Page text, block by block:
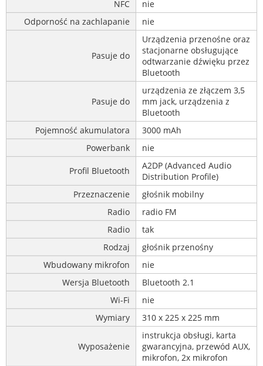
NFC
nie
Odporność na zachlapanie
nie
Pasuje do
Urządzenia przenośne oraz
stacjonarne obsługujące
odtwarzanie dźwięku przez
Bluetooth
Pasuje do
urządzenia ze złączem 3,5
mm jack, urządzenia z
Bluetooth
Pojemność akumulatora
3000 mAh
Powerbank
nie
Profil Bluetooth
A2DP (Advanced Audio
Distribution Profile)
Przeznaczenie
głośnik mobilny
Radio
radio FM
Radio
tak
Rodzaj
głośnik przenośny
Wbudowany mikrofon
nie
Wersja Bluetooth
Bluetooth 2.1
Wi-Fi
nie
Wymiary
310 x 225 x 225 mm
Wyposażenie
instrukcja obsługi, karta
gwarancyjna, przewód AUX,
mikrofon, 2x mikrofon